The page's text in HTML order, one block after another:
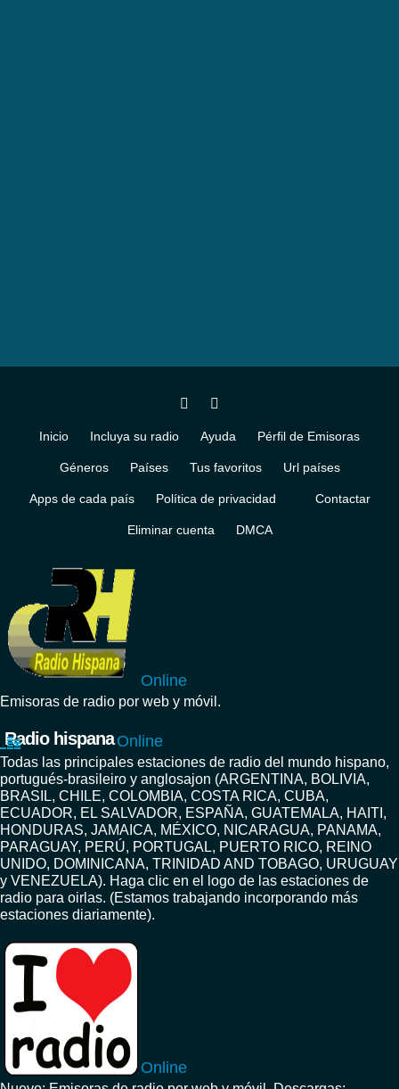
Inicio Incluya su radio Ayuda Pérfil de Emisoras
Géneros Países Tus favoritos Url países
Apps de cada país Política de privacidad Contactar
Eliminar cuenta DMCA
Online
Emisoras de radio por web y móvil.
Radio hispana Online
Todas las principales estaciones de radio del mundo hispano,
portugués-brasileiro y anglosajon (ARGENTINA, BOLIVIA,
BRASIL, CHILE, COLOMBIA, COSTA RICA, CUBA,
ECUADOR, EL SALVADOR, ESPAÑA, GUATEMALA, HAITI,
HONDURAS, JAMAICA, MÉXICO, NICARAGUA, PANAMA,
PARAGUAY, PERÚ, PORTUGAL, PUERTO RICO, REINO
UNIDO, DOMINICANA, TRINIDAD AND TOBAGO, URUGUAY
y VENEZUELA). Haga clic en el logo de las estaciones de
radio para oirlas. (Estamos trabajando incorporando más
estaciones diariamente).
Online